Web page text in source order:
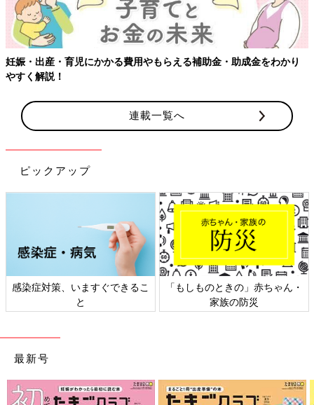
金・助成金をわかり
連載一覧へ
ピックアップ
「もしものときの」赤ちゃん・
家族の防災
日本外来小児科学会リーフレッ
ト検討会
最新号